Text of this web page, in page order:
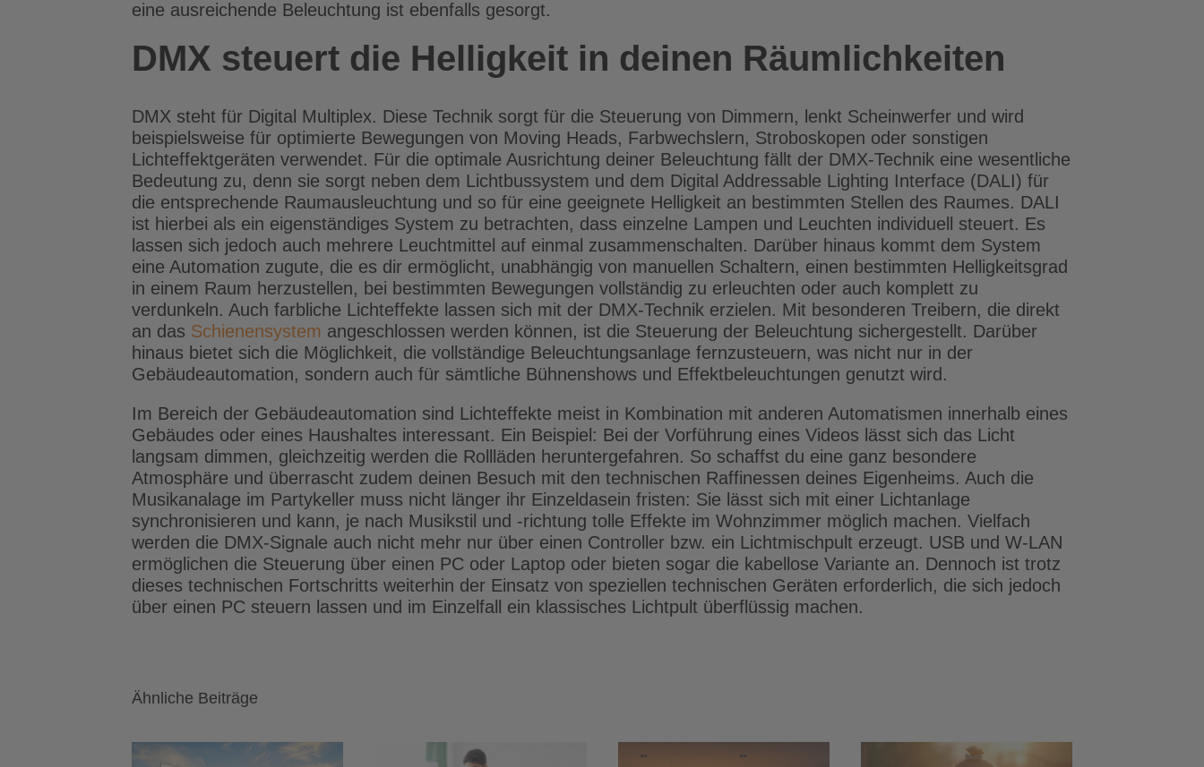
eine ausreichende Beleuchtung ist ebenfalls gesorgt.
DMX steuert die Helligkeit in deinen Räumlichkeiten
DMX steht für Digital Multiplex. Diese Technik sorgt für die Steuerung von Dimmern, lenkt Scheinwerfer und wird
beispielsweise für optimierte Bewegungen von Moving Heads, Farbwechslern, Stroboskopen oder sonstigen
Lichteffektgeräten verwendet. Für die optimale Ausrichtung deiner Beleuchtung fällt der DMX-Technik eine wesentliche
Bedeutung zu, denn sie sorgt neben dem Lichtbussystem und dem Digital Addressable Lighting Interface (DALI) für
die entsprechende Raumausleuchtung und so für eine geeignete Helligkeit an bestimmten Stellen des Raumes. DALI
ist hierbei als ein eigenständiges System zu betrachten, dass einzelne Lampen und Leuchten individuell steuert. Es
lassen sich jedoch auch mehrere Leuchtmittel auf einmal zusammenschalten. Darüber hinaus kommt dem System
eine Automation zugute, die es dir ermöglicht, unabhängig von manuellen Schaltern, einen bestimmten Helligkeitsgrad
in einem Raum herzustellen, bei bestimmten Bewegungen vollständig zu erleuchten oder auch komplett zu
verdunkeln. Auch farbliche Lichteffekte lassen sich mit der DMX-Technik erzielen. Mit besonderen Treibern, die direkt
an das Schienensystem angeschlossen werden können, ist die Steuerung der Beleuchtung sichergestellt. Darüber
hinaus bietet sich die Möglichkeit, die vollständige Beleuchtungsanlage fernzusteuern, was nicht nur in der
Gebäudeautomation, sondern auch für sämtliche Bühnenshows und Effektbeleuchtungen genutzt wird.
Im Bereich der Gebäudeautomation sind Lichteffekte meist in Kombination mit anderen Automatismen innerhalb eines
Gebäudes oder eines Haushaltes interessant. Ein Beispiel: Bei der Vorführung eines Videos lässt sich das Licht
langsam dimmen, gleichzeitig werden die Rollläden heruntergefahren. So schaffst du eine ganz besondere
Atmosphäre und überrascht zudem deinen Besuch mit den technischen Raffinessen deines Eigenheims. Auch die
Musikanalage im Partykeller muss nicht länger ihr Einzeldasein fristen: Sie lässt sich mit einer Lichtanlage
synchronisieren und kann, je nach Musikstil und -richtung tolle Effekte im Wohnzimmer möglich machen. Vielfach
werden die DMX-Signale auch nicht mehr nur über einen Controller bzw. ein Lichtmischpult erzeugt. USB und W-LAN
ermöglichen die Steuerung über einen PC oder Laptop oder bieten sogar die kabellose Variante an. Dennoch ist trotz
dieses technischen Fortschritts weiterhin der Einsatz von speziellen technischen Geräten erforderlich, die sich jedoch
über einen PC steuern lassen und im Einzelfall ein klassisches Lichtpult überflüssig machen.
Ähnliche Beiträge
LED-Streifen und
Einbruchschutz